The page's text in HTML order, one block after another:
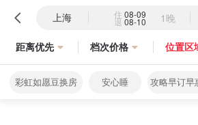
上海 住 08-09
退 08-10 1晚
距离优先 档次价格 位置区
彩虹如愿豆换房 安心睡 攻略早订早